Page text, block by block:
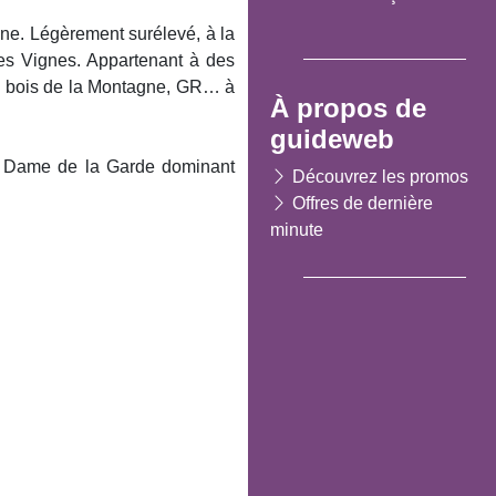
Légèrement surélevé, à la
Vignes. Appartenant à des
bois de la Montagne, GR… à
de la Garde dominant
À propos de
guideweb
Découvrez les promos
Offres de dernière
minute